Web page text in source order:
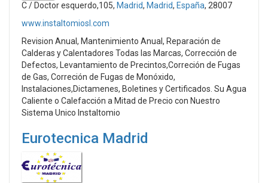
C / Doctor esquerdo,105, Madrid, Madrid, España, 28007
www.instaltomiosl.com
Revision Anual, Mantenimiento Anual, Reparación de
Calderas y Calentadores Todas las Marcas, Corrección de
Defectos, Levantamiento de Precintos,Correción de Fugas
de Gas, Correción de Fugas de Monóxido,
Instalaciones,Dictamenes, Boletines y Certificados. Su Agua
Caliente o Calefacción a Mitad de Precio con Nuestro
Sistema Unico Instaltomio
Eurotecnica Madrid